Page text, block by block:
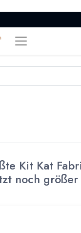
Kit Kat
noch größer